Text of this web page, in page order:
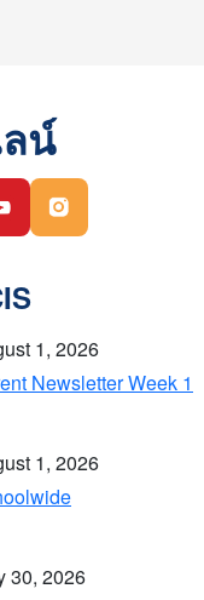
น์
1, 2026
Newsletter Week 1
1, 2026
30, 2026